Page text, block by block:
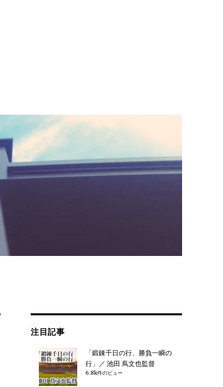
注目記事
「鍛錬千日の行、勝負一瞬の
行」／ 池田 蔦文也監督
6.8k件のビュー